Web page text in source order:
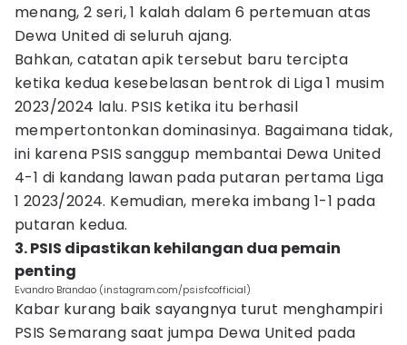
menang, 2 seri, 1 kalah dalam 6 pertemuan atas
Dewa United di seluruh ajang.
Bahkan, catatan apik tersebut baru tercipta
ketika kedua kesebelasan bentrok di Liga 1 musim
2023/2024 lalu. PSIS ketika itu berhasil
mempertontonkan dominasinya. Bagaimana tidak,
ini karena PSIS sanggup membantai Dewa United
4-1 di kandang lawan pada putaran pertama Liga
1 2023/2024. Kemudian, mereka imbang 1-1 pada
putaran kedua.
3. PSIS dipastikan kehilangan dua pemain
penting
Evandro Brandao (instagram.com/psisfcofficial)
Kabar kurang baik sayangnya turut menghampiri
PSIS Semarang saat jumpa Dewa United pada